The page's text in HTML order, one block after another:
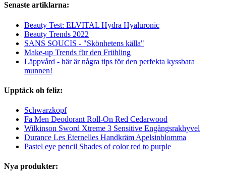
Senaste artiklarna:
Beauty Test: ELVITAL Hydra Hyaluronic
Beauty Trends 2022
SANS SOUCIS - "Skönhetens källa"
Make-up Trends für den Frühling
Läppvård - här är några tips för den perfekta kyssbara
munnen!
Upptäck oh feliz:
Schwarzkopf
Fa Men Deodorant Roll-On Red Cedarwood
Wilkinson Sword Xtreme 3 Sensitive Engångsrakhyvel
Durance Les Eternelles Handkräm Apelsinblomma
Pastel eye pencil Shades of color red to purple
Nya produkter: